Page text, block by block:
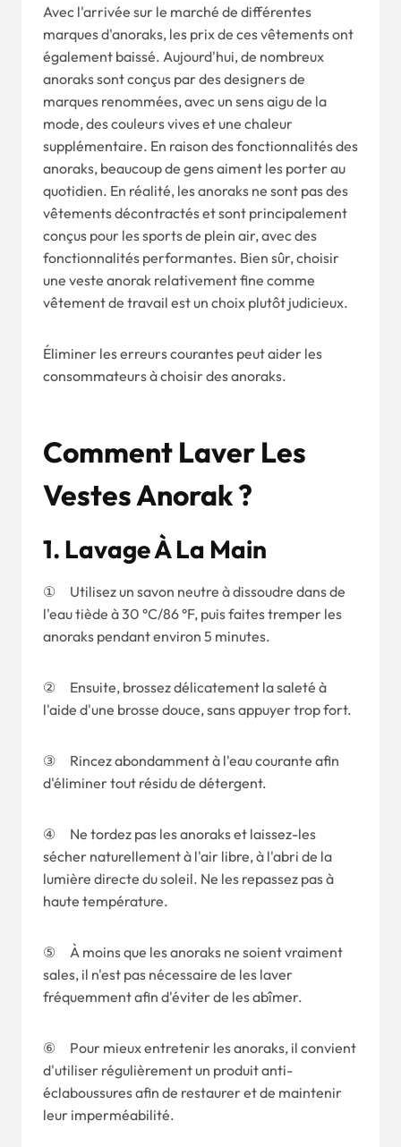
Avec l'arrivée sur le marché de différentes
marques d'anoraks, les prix de ces vêtements ont
également baissé. Aujourd'hui, de nombreux
anoraks sont conçus par des designers de
marques renommées, avec un sens aigu de la
mode, des couleurs vives et une chaleur
supplémentaire. En raison des fonctionnalités des
anoraks, beaucoup de gens aiment les porter au
quotidien. En réalité, les anoraks ne sont pas des
vêtements décontractés et sont principalement
conçus pour les sports de plein air, avec des
fonctionnalités performantes. Bien sûr, choisir
une veste anorak relativement fine comme
vêtement de travail est un choix plutôt judicieux.
Éliminer les erreurs courantes peut aider les
consommateurs à choisir des anoraks.
Comment Laver Les
Vestes Anorak ?
1. Lavage À La Main
① Utilisez un savon neutre à dissoudre dans de
l'eau tiède à 30 °C/86 °F, puis faites tremper les
anoraks pendant environ 5 minutes.
② Ensuite, brossez délicatement la saleté à
l'aide d'une brosse douce, sans appuyer trop fort.
③ Rincez abondamment à l'eau courante afin
d'éliminer tout résidu de détergent.
④ Ne tordez pas les anoraks et laissez-les
sécher naturellement à l'air libre, à l'abri de la
lumière directe du soleil. Ne les repassez pas à
haute température.
⑤ À moins que les anoraks ne soient vraiment
sales, il n'est pas nécessaire de les laver
fréquemment afin d'éviter de les abîmer.
⑥ Pour mieux entretenir les anoraks, il convient
d'utiliser régulièrement un produit anti-
éclaboussures afin de restaurer et de maintenir
leur imperméabilité.